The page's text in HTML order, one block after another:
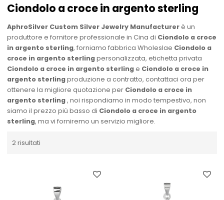
Ciondolo a croce in argento sterling
AphroSilver Custom Silver Jewelry Manufacturerè un
produttore e fornitore professionale in Cina di Ciondolo a croce
in argento sterling, forniamo fabbrica Wholeslae Ciondolo a
croce in argento sterlingpersonalizzata, etichetta privata
Ciondolo a croce in argento sterlinge Ciondolo a croce in
argento sterlingproduzione a contratto, contattaci ora per
ottenere la migliore quotazione per Ciondolo a croce in
argento sterling, noi rispondiamo in modo tempestivo, non
siamo il prezzo più basso di Ciondolo a croce in argento
sterling, ma vi forniremo un servizio migliore.
2 risultati